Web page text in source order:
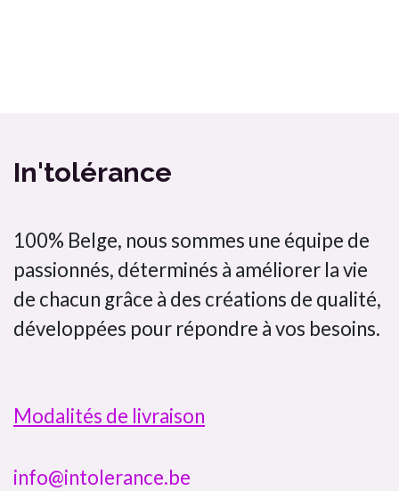
In'tolérance
100% Belge, nous sommes une équipe de
passionnés, déterminés à améliorer la vie
de chacun grâce à des créations de qualité,
développées pour répondre à vos besoins.
Modalités de livraison
info@intolerance.be